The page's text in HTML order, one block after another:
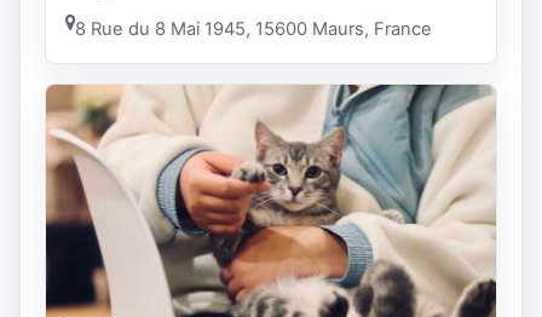
8 Rue du 8 Mai 1945, 15600 Maurs, France